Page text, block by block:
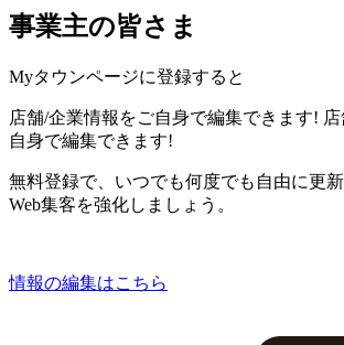
事業主の皆さま
Myタウンページに登録すると
店舗/企業情報をご自身で編集できます!
自身で編集できます!
無料登録で、いつでも何度でも自由に更新
Web集客を強化しましょう。
情報の編集はこちら